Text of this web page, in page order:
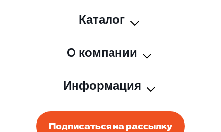
Каталог
О компании
Информация
Подписаться на рассылку